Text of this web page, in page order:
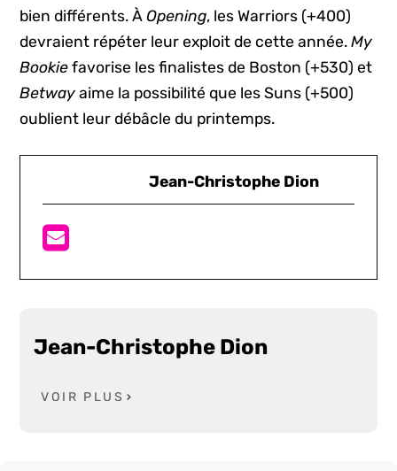
bien différents. ÀOpening, les Warriors (+400)
devraient répéter leur exploit de cette année.My
Bookie favorise les finalistes de Boston (+530) et
Betway aime la possibilité que les Suns (+500)
oublient leur débâcle du printemps.
Jean-Christophe Dion
Jean-Christophe Dion
VOIR PLUS